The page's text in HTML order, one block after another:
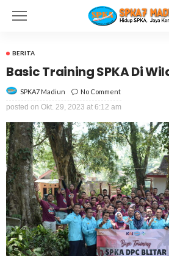
BERITA
Basic Training SPKA Di
SPKA7 Madiun No Comment
posted on Okt. 29, 2023 at 6:12 am